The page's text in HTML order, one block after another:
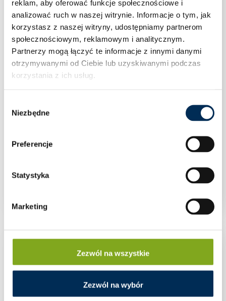
reklam, aby oferować funkcje społecznościowe i
analizować ruch w naszej witrynie. Informacje o tym, jak
korzystasz z naszej witryny, udostępniamy partnerom
społecznościowym, reklamowym i analitycznym.
Partnerzy mogą łączyć te informacje z innymi danymi
otrzymywanymi od Ciebie lub uzyskiwanymi podczas
korzystania z ich usług.
zgody
Niezbędne
Preferencje
Statystyka
Marketing
Zezwól na wszystkie
Zezwól na wybór
Zawór spustowy 3/4”